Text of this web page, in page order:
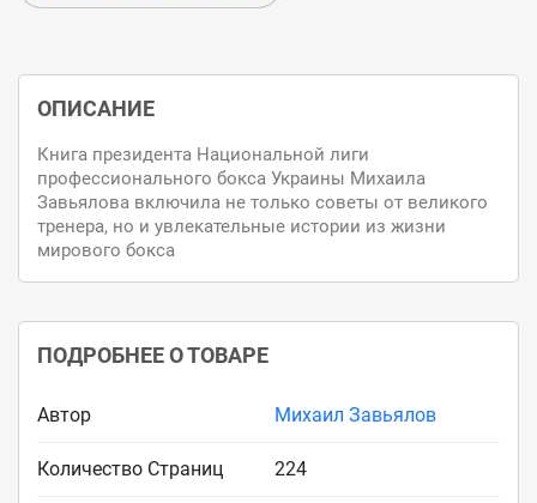
ОПИСАНИЕ
Книга президента Национальной лиги
профессионального бокса Украины Михаила
Завьялова включила не только советы от великого
тренера, но и увлекательные истории из жизни
мирового бокса
ПОДРОБНЕЕ О ТОВАРЕ
Автор Михаил Завьялов
Количество Страниц 224